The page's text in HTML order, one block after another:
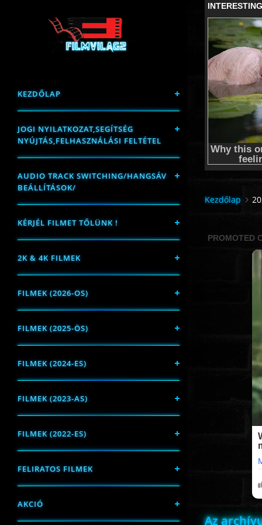
KEZDŐLAP
JOGI NYILATKOZAT,SEGÍTSÉG
NYÚJTÁS,FELHASZNÁLÁSI FELTÉTEL
AUDIO TRACK SWITCHING/HANGSÁV
BEÁLLÍTÁSOK/
KÉRJÉL FILMET TŐLÜNK !
2K & 4K FILMEK
FILMEK (2026-OS)
FILMEK (2025-ÖS)
FILMEK (2024-ES)
FILMEK (2023-AS)
FILMEK (2022-ES)
FELIRATOS FILMEK
AKCIÓ
Kezdőlap
Az